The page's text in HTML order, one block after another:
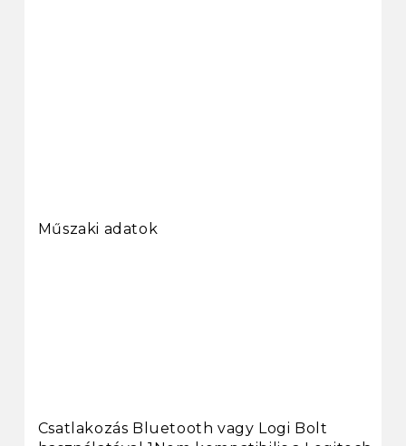
Műszaki adatok
Csatlakozás Bluetooth vagy Logi Bolt